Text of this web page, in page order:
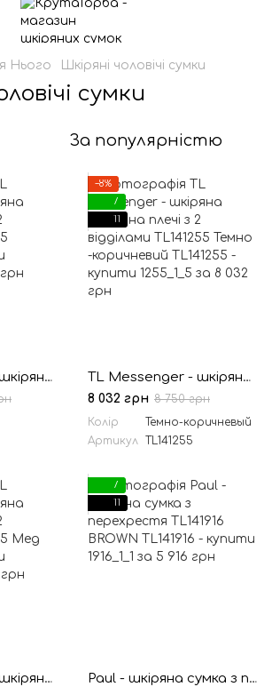
Нього Шкіряні чоловічі сумки
сумки
За популярністю
TL Messenger - шкіряна сумка на плечі з 2 відсіками TL141255
−8%
7
11
TL Messenger - шкіряна сумка на плечі з 2 відділами TL141255 Темно -коричневий
8 032 грн 8 750 грн
Колір
Темно-коричневый
Артикул
TL141255
TL Messenger - шкіряна сумка на плечі з 2 відсіками TL141255 Мед
7
11
Paul - шкіряна сумка з перехрестя TL141916 BROWN